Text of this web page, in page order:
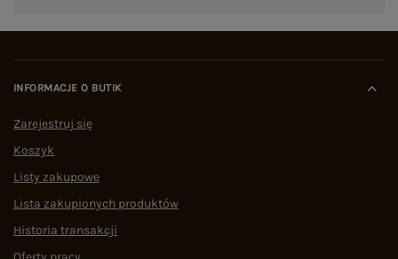
INFORMACJE O BUTIK
Zarejestruj się
Koszyk
Listy zakupowe
Lista zakupionych produktów
Historia transakcji